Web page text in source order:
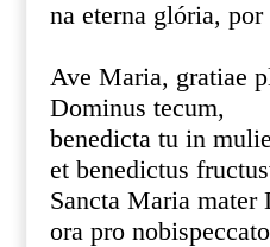
na eterna glória,
Ave Maria, gratiae
Dominus tecum,
benedicta tu in
et benedictus
Sancta Maria mater
ora pro